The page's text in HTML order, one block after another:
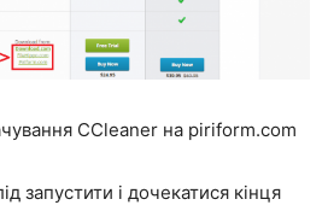
CCleaner на piriform.com
запустити і дочекатися кінця